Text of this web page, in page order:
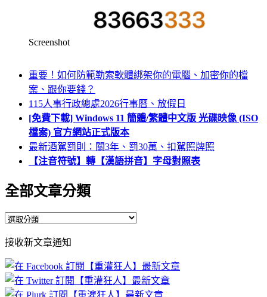
Screenshot
重要！如何防範勒索軟體綁架你的電腦、加密你的檔
案、跟你要錢？
115人事行政總處2026行事曆、放假日
[免費下載] Windows 11 簡體/繁體中文版 光碟映像 (ISO
檔案) 官方網站正式版本
最新酒駕罰則：關3年、罰30萬、扣駕照牌照
【注音符號】轉【漢語拼音】字母對照表
全部文章分類
全
文
章
分
類
接收新文章通知